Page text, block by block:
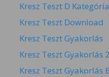
Kresz Teszt D Kategória
Kresz Teszt Download
Kresz Teszt Gyakorlás
Kresz Teszt Gyakorlás
Kresz Teszt Gyakorlás